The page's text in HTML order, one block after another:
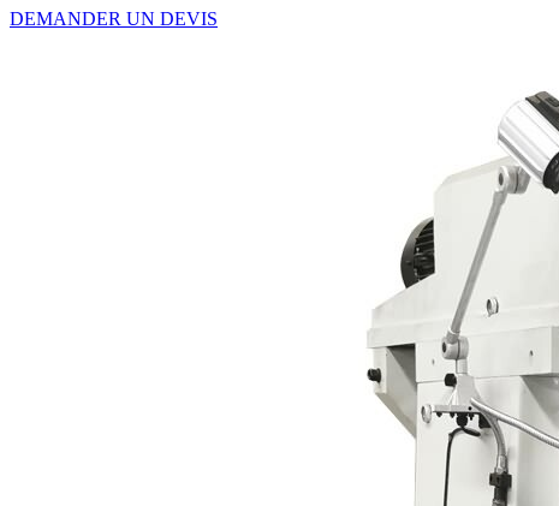
DEMANDER UN DEVIS